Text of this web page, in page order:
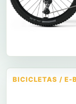
BICICLETAS / E-